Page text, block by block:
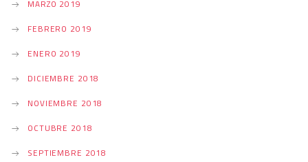
MARZO 2019
FEBRERO 2019
ENERO 2019
DICIEMBRE 2018
NOVIEMBRE 2018
OCTUBRE 2018
SEPTIEMBRE 2018